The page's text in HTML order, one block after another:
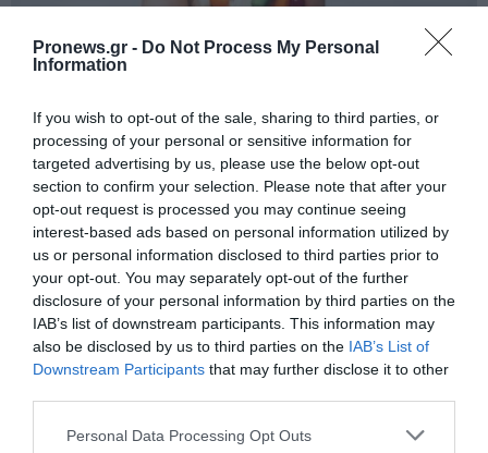
Pronews.gr - Do Not Process My Personal
Information
If you wish to opt-out of the sale, sharing to third parties, or
processing of your personal or sensitive information for
targeted advertising by us, please use the below opt-out
section to confirm your selection. Please note that after your
opt-out request is processed you may continue seeing
interest-based ads based on personal information utilized by
us or personal information disclosed to third parties prior to
your opt-out. You may separately opt-out of the further
disclosure of your personal information by third parties on the
IAB’s list of downstream participants. This information may
also be disclosed by us to third parties on the IAB’s List of
Downstream Participants that may further disclose it to other
Please note that this website/app uses one or more Google
Personal Data Processing Opt Outs
Ο ΕΟΦ ανακαλεί από την αγορά παρτίδα
φαρμάκου για τη σκλήρυνση κατά
πλάκας – Δείτε ποιο αφορά